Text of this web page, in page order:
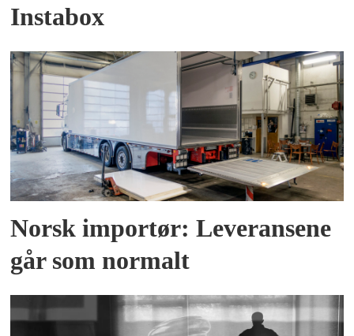
Instabox
Norsk importør: Leveransene
går som normalt